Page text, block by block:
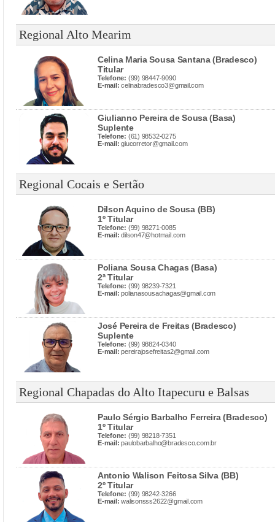
Regional Alto Mearim
Celina Maria Sousa Santana (Bradesco)
Titular
Telefone: (99) 98447-9090
E-mail: celinabradesco3@gmail.com
Giulianno Pereira de Sousa (Basa)
Suplente
Telefone: (61) 98532-0275
E-mail: giucorretor@gmail.com
Regional Cocais e Sertão
Dilson Aquino de Sousa (BB)
1º Titular
Telefone: (99) 98271-0085
E-mail: dilson47@hotmail.com
Poliana Sousa Chagas (Basa)
2ª Titular
Telefone: (99) 98239-7321
E-mail: polianasousachagas@gmail.com
José Pereira de Freitas (Bradesco)
Suplente
Telefone: (99) 98824-0340
E-mail: pereirajosefreitas2@gmail.com
Regional Chapadas do Alto Itapecuru e Balsas
Paulo Sérgio Barbalho Ferreira (Bradesco)
1º Titular
Telefone: (99) 98218-7351
E-mail: paulobarbalho@bradesco.com.br
Antonio Walison Feitosa Silva (BB)
2º Titular
Telefone: (99) 98242-3266
E-mail: walisonsss2622@gmail.com